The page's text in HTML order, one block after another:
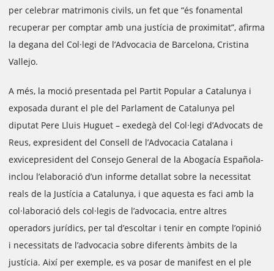
per celebrar matrimonis civils, un fet que “és fonamental
recuperar per comptar amb una justícia de proximitat”, afirma
la degana del Col·legi de l’Advocacia de Barcelona, Cristina
Vallejo.
A més, la moció presentada pel Partit Popular a Catalunya i
exposada durant el ple del Parlament de Catalunya pel
diputat Pere Lluis Huguet – exedegà del Col·legi d’Advocats de
Reus, expresident del Consell de l’Advocacia Catalana i
exvicepresident del Consejo General de la Abogacía Española-
inclou l’elaboració d’un informe detallat sobre la necessitat
reals de la Justícia a Catalunya, i que aquesta es faci amb la
col·laboració dels col·legis de l’advocacia, entre altres
operadors jurídics, per tal d’escoltar i tenir en compte l’opinió
i necessitats de l’advocacia sobre diferents àmbits de la
justícia. Així per exemple, es va posar de manifest en el ple